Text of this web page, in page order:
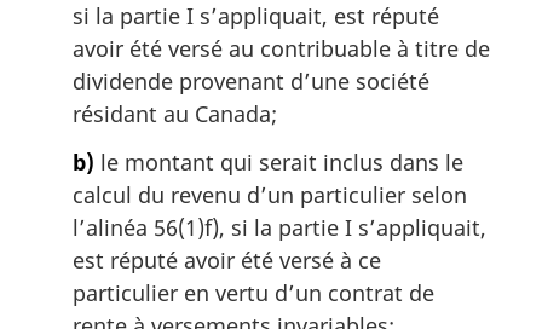
si la partie I s’appliquait, est réputé
avoir été versé au contribuable à titre de
dividende provenant d’une société
résidant au Canada;
b) le montant qui serait inclus dans le
calcul du revenu d’un particulier selon
l’alinéa 56(1)f), si la partie I s’appliquait,
est réputé avoir été versé à ce
particulier en vertu d’un contrat de